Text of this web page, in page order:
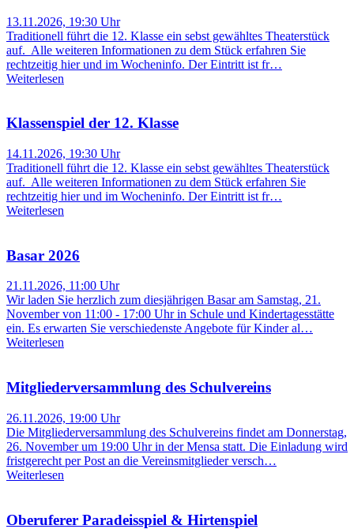
13.11.2026, 19:30 Uhr
Traditionell führt die 12. Klasse ein sebst gewähltes Theaterstück
auf. Alle weiteren Informationen zu dem Stück erfahren Sie
rechtzeitig hier und im Wocheninfo. Der Eintritt ist fr…
Weiterlesen
Klassenspiel der 12. Klasse
14.11.2026, 19:30 Uhr
Traditionell führt die 12. Klasse ein sebst gewähltes Theaterstück
auf. Alle weiteren Informationen zu dem Stück erfahren Sie
rechtzeitig hier und im Wocheninfo. Der Eintritt ist fr…
Weiterlesen
Basar 2026
21.11.2026, 11:00 Uhr
Wir laden Sie herzlich zum diesjährigen Basar am Samstag, 21.
November von 11:00 - 17:00 Uhr in Schule und Kindertagesstätte
ein. Es erwarten Sie verschiedenste Angebote für Kinder al…
Weiterlesen
Mitgliederversammlung des Schulvereins
26.11.2026, 19:00 Uhr
Die Mitgliederversammlung des Schulvereins findet am Donnerstag,
26. November um 19:00 Uhr in der Mensa statt. Die Einladung wird
fristgerecht per Post an die Vereinsmitglieder versch…
Weiterlesen
Oberuferer Paradeisspiel & Hirtenspiel